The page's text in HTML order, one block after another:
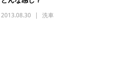
2013.08.30 洗車